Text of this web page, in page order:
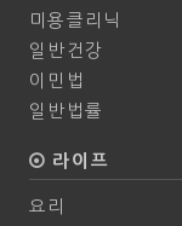
미용클리닉
일반건강
이민법
일반법률
라이프
요리